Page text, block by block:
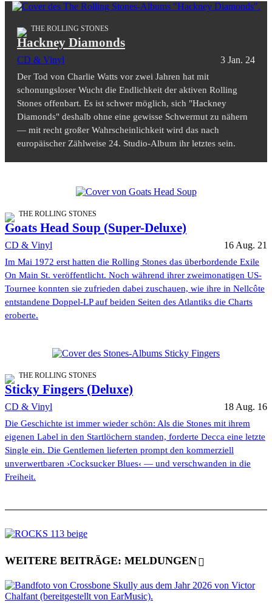
THE ROLLING STONES
Hackney Diamonds
CD & Vinyl 3 Jan. 24
Der Tod von Charlie Watts vor zwei Jahren hat mit
schonungsloser Wucht die Endlichkeit der aktiven Rolling
Stones offenbart. Es ist schwer möglich, sich "Hackney
Diamonds" deshalb ohne eine gewisse Schwermut zu nähern
— mit recht großer Wahrscheinlichkeit wird das nach
europäischer Zählweise 24. Studio-Album ihr letztes sein.
THE ROLLING STONES
Goats Head Soup (Super-Deluxe)
CD & Vinyl 16 Aug. 21
Im Mai 1972 erst hatten die Rolling Stones das überbordende Exile
On Main St. veröffentlicht. Noch während ihrer zweimonatigen US-
Tournee konnten sie zufrieden dabei zuschauen, wie ihre in Nellcôte
entstandene Doppel-LP auf beiden Seiten des Atlantiks die Charts
eroberte.
THE ROLLING STONES
Sticky Fingers (Deluxe)
CD & Vinyl 18 Aug. 16
Die Geschichte ist immer wieder schön: Als die Stones mit ihrem
eigenen Label in den Startlöchern standen, forderte Decca eine letzte
Single ein. Die Gentlemen lieferten prompt den kommerziell
unverwertbaren ›Cocksucker Blues‹ — und verschwanden in die
Freiheit.
WEITERE BEITRÄGE: MELDUNGEN